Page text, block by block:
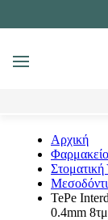
MENU
Αρχική
Φαρμακείο
Στοματική
TePe
0.4mm